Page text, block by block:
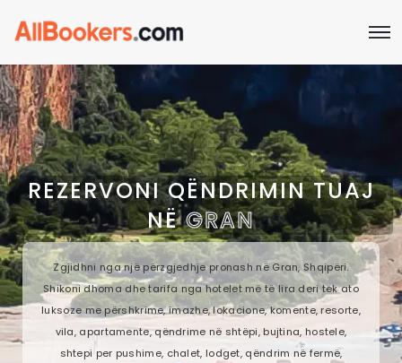
REZERVONI QËNDRIMIN TUAJ
NËGRAN
Zgjidhni nga një përzgjedhje pronash në Gran, Shqipëri.
Shikoni dhoma dhe tarifa nga hotelet më të lira deri tek ato
luksoze me përshkrime, imazhe, lokacione, komente, resorte,
vila, apartamente, qëndrime në shtëpi, bujtina, hostele,
shtepi per pushime, chalet, lodget, qëndrim në fermë,